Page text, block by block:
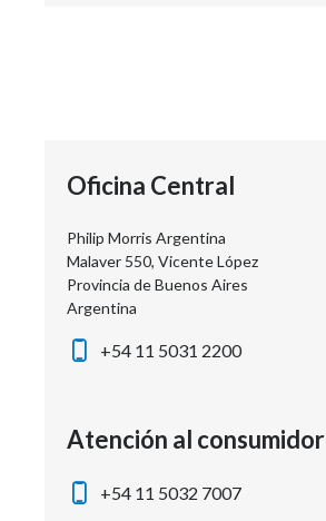
Oficina Central
Philip Morris Argentina
Malaver 550, Vicente López
Provincia de Buenos Aires
Argentina
+54 11 5031 2200
Atención al consumidor
+54 11 5032 7007